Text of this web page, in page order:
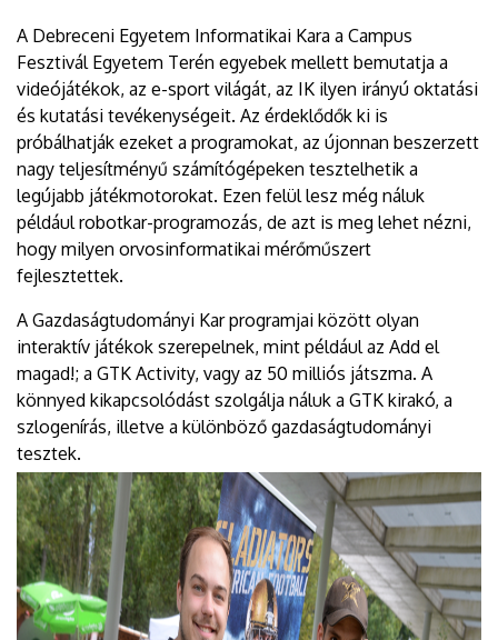
A Debreceni Egyetem Informatikai Kara a Campus
Fesztivál Egyetem Terén egyebek mellett bemutatja a
videójátékok, az e-sport világát, az IK ilyen irányú oktatási
és kutatási tevékenységeit. Az érdeklődők ki is
próbálhatják ezeket a programokat, az újonnan beszerzett
nagy teljesítményű számítógépeken tesztelhetik a
legújabb játékmotorokat. Ezen felül lesz még náluk
például robotkar-programozás, de azt is meg lehet nézni,
hogy milyen orvosinformatikai mérőműszert
fejlesztettek.
A Gazdaságtudományi Kar programjai között olyan
interaktív játékok szerepelnek, mint például az Add el
magad!; a GTK Activity, vagy az 50 milliós játszma. A
könnyed kikapcsolódást szolgálja náluk a GTK kirakó, a
szlogenírás, illetve a különböző gazdaságtudományi
tesztek.